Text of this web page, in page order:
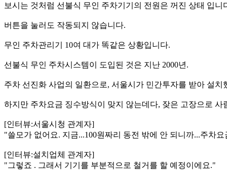
보시는 것처럼 선불식 무인 주차기기의 전원은 꺼진 상태 입니
버튼을 눌러도 작동되지 않습니다.
무인 주차관리기 10여 대가 똑같은 상황입니다.
선불식 무인 주차시스템이 도입된 것은 지난 2000년.
주차 선진화 사업의 일환으로, 서울시가 민간투자를 받아 설치
하지만 주차요금 징수방식이 맞지 않는데다, 잦은 고장으로
[인터뷰:서울시청 관계자]
"쓸모가 없어요. 지금...100원짜리 동전 밖에 안 되니까...주차
[인터뷰:설치업체 관계자]
"그렇죠 . 그래서 기기를 부분적으로 철거를 할 예정이에요."